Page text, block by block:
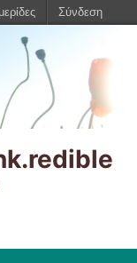
Σύνδεση